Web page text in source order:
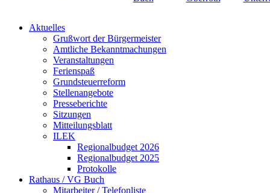
Aktuelles
Grußwort der Bürgermeister
Amtliche Bekanntmachungen
Veranstaltungen
Ferienspaß
Grundsteuerreform
Stellenangebote
Presseberichte
Sitzungen
Mitteilungsblatt
ILEK
Regionalbudget 2026
Regionalbudget 2025
Protokolle
Rathaus / VG Buch
Mitarbeiter / Telefonliste